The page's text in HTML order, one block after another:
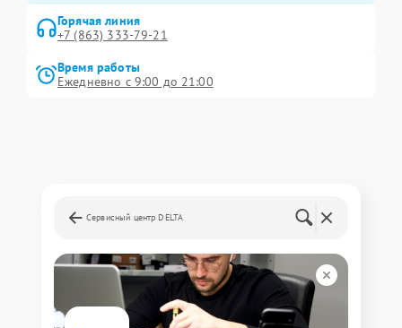
Горячая линия
+7 (863) 333-79-21
Время работы
Ежедневно с 9:00 до 21:00
Сервисный центр DELTA